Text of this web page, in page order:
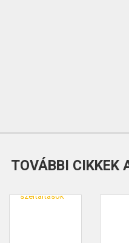
TOVÁBBI CIKKEK